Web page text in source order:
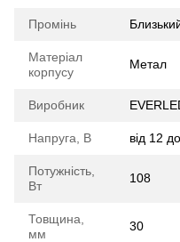
Промінь
Матеріал
корпусу
Метал
Виробник
Напруга, В від 12
Потужність,
Вт
108
Товщина,
мм
30